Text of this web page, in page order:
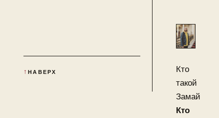
НАВЕРХ
Кто
такой
Замай
Кто